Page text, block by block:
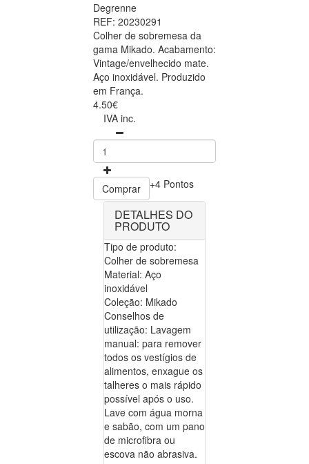
Degrenne
REF: 20230291
Colher de sobremesa da
gama Mikado. Acabamento:
Vintage/envelhecido mate.
Aço inoxidável. Produzido
em França.
4.50€
IVA inc.
Comprar +4 Pontos
DETALHES DO
PRODUTO
Tipo de produto:
Colher de sobremesa
Material: Aço
inoxidável
Coleção: Mikado
Conselhos de
utilização: Lavagem
manual: para remover
todos os vestígios de
alimentos, enxague os
talheres o mais rápido
possível após o uso.
Lave com água morna
e sabão, com um pano
de microfibra ou
escova não abrasiva.